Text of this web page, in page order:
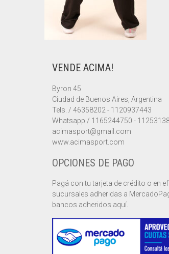
VENDE ACIMA!
Byron 45
Ciudad de Buenos Aires, Argentina
Tels. / 46358202 - 1120937443
Whatsapp / 1165244750 -
acimasport@gmail.com
www.acimasport.com
OPCIONES DE PAGO
Pagá con tu tarjeta de crédito o en
sucursales adheridas a
bancos adheridos aquí.